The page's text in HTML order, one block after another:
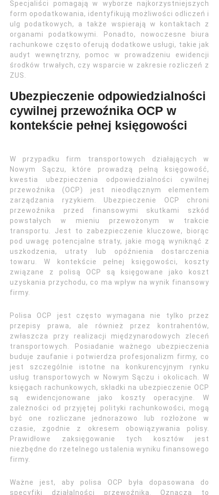
Specjaliści pomagają w wyborze najkorzystniejszych
form opodatkowania, identyfikują możliwości odliczeń i
ulg podatkowych, a także wspierają w kontaktach z
organami podatkowymi. Ponadto, nowoczesne biura
rachunkowe często oferują dodatkowe usługi, takie jak
audyt wewnętrzny, pomoc w prowadzeniu ewidencji
środków trwałych, czy wsparcie w zakresie rozliczeń z
ZUS.
Ubezpieczenie odpowiedzialności
cywilnej przewoźnika OCP w
kontekście pełnej księgowości
W przypadku firm transportowych działających w
Nowym Sączu, które prowadzą pełną księgowość,
kwestia ubezpieczenia odpowiedzialności cywilnej
przewoźnika (OCP) jest nieodłącznym elementem
zarządzania ryzykiem. Ubezpieczenie OCP chroni
przewoźnika przed finansowymi skutkami szkód
powstałych w mieniu przewożonym w trakcie
transportu. Jest to zabezpieczenie kluczowe, biorąc
pod uwagę potencjalne straty, jakie mogą wyniknąć z
uszkodzenia, utraty lub opóźnienia dostarczenia
towaru. W kontekście pełnej księgowości, koszty
związane z polisą OCP są księgowane jako koszt
uzyskania przychodu, co ma wpływ na wynik finansowy
firmy.
Polisa OCP jest często wymagana nie tylko przez
przepisy prawa, ale również przez kontrahentów,
zwłaszcza przy realizacji międzynarodowych zleceń
transportowych. Posiadanie ważnego ubezpieczenia
buduje zaufanie i potwierdza profesjonalizm firmy, co
jest szczególnie istotne na konkurencyjnym rynku
usług transportowych w Nowym Sączu i okolicach. W
księgach rachunkowych, składki na ubezpieczenie OCP
są ewidencjonowane jako koszty operacyjne. W
zależności od przyjętej polityki rachunkowości, mogą
być one rozliczane jednorazowo lub rozłożone w
czasie, zgodnie z okresem obowiązywania polisy.
Prawidłowe zaksięgowanie tych kosztów jest
niezbędne do rzetelnego ustalenia wyniku finansowego
firmy.
Ważne jest, aby polisa OCP była dopasowana do
specyfiki działalności przewoźnika. Oznacza to